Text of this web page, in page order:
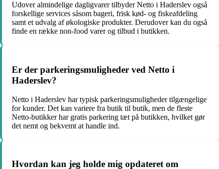
Udover almindelige dagligvarer tilbyder Netto i Haderslev også
forskellige services såsom bageri, frisk kød- og fiskeafdeling
samt et udvalg af økologiske produkter. Derudover kan du også
finde en række non-food varer og tilbud i butikken.
Er der parkeringsmuligheder ved Netto i
Haderslev?
Netto i Haderslev har typisk parkeringsmuligheder tilgængelige
for kunder. Det kan variere fra butik til butik, men de fleste
Netto-butikker har gratis parkering tæt på butikken, hvilket gør
det nemt og bekvemt at handle ind.
Hvordan kan jeg holde mig opdateret om